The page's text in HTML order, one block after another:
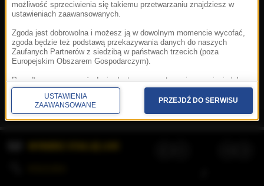
Korzystanie z portalu oznacza akceptację
Prywatność.Aplikacje.© 2026 Radio Muzyka
Fakty Grupa RMF sp. z o.o. sp. k.
możliwość sprzeciwienia się takiemu przetwarzaniu znajdziesz w
ustawieniach zaawansowanych.
Zgoda jest dobrowolna i możesz ją w dowolnym momencie wycofać,
zgoda będzie też podstawą przekazywania danych do naszych
Zaufanych Partnerów z siedzibą w państwach trzecich (poza
Europejskim Obszarem Gospodarczym).
Ponadto masz prawo żądania dostępu, sprostowania, usunięcia lub
ograniczenia przetwarzania danych, a także złożenia skargi do
Prezesa Urzędu Ochrony Danych Osobowych. W polityce prywatności
znajdziesz informacje jak wykonać swoje prawa. Szczegółowe
informacje na temat przetwarzania Twoich danych znajdują się w
USTAWIENIA
ZAAWANSOWANE
PRZEJDŹ DO SERWISU